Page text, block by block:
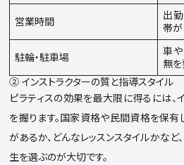
営業時間
出
帯
駐輪・駐車場
車
無
② インストラクターの質と指導スタイル
ピラティスの効果を最大限に得るには、
を握ります。国家資格や民間資格を保有
があるか、どんなレッスンスタイルかな
生を選ぶのが大切です。